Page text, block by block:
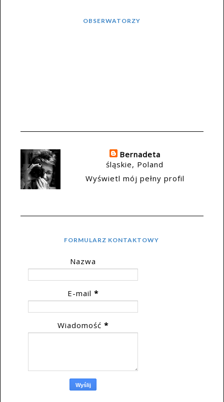
OBSERWATORZY
Bernadeta
śląskie, Poland
Wyświetl mój pełny profil
FORMULARZ KONTAKTOWY
Nazwa
E-mail *
Wiadomość *